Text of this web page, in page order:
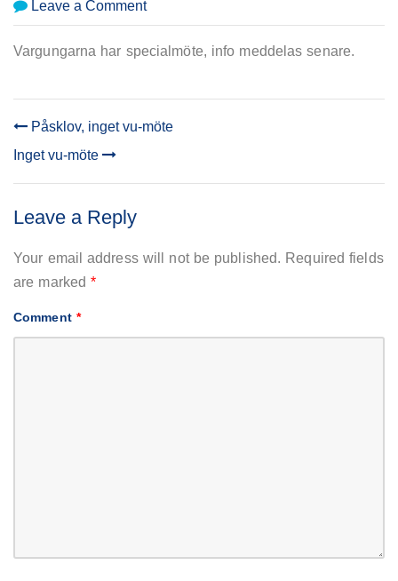
Leave a Commenton
Vargungar
specialmöte
Vargungarna har specialmöte, info meddelas senare.
POST
NAVIGATION
Påsklov, inget vu-möte
Inget vu-möte
Leave a Reply
Your email address will not be published. Required fields
are marked*
Comment *